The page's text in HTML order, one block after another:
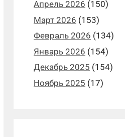
Апрель 2026 (150)
Март 2026 (153)
Февраль 2026 (134)
Январь 2026 (154)
Декабрь 2025 (154)
Ноябрь 2025 (17)